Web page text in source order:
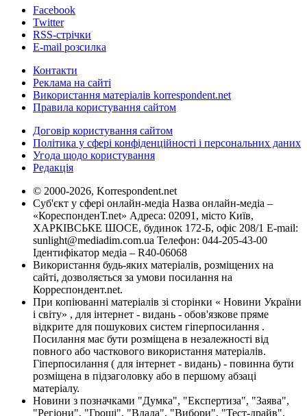
Facebook
Twitter
RSS-стрічки
E-mail розсилка
Контакти
Реклама на сайті
Використання матеріалів korrespondent.net
Правила користування сайтом
Договір користування сайтом
Політика у сфері конфіденційності і персональних даних
Угода щодо користування
Редакція
© 2000-2026, Korrespondent.net
Суб'єкт у сфері онлайн-медіа Назва онлайн-медіа –
«КореспонденТ.net» Адреса: 02091, місто Київ,
ХАРКІВСЬКЕ ШОСЕ, будинок 172-Б, офіс 208/1 E-mail:
sunlight@mediadim.com.ua Телефон: 044-205-43-00
Ідентифікатор медіа – R40-06068
Використання будь-яких матеріалів, розміщених на
сайті, дозволяється за умови посилання на
Корреспондент.net.
При копіюванні матеріалів зі сторінки « Новини України
і світу» , для інтернет - видань - обов'язкове пряме
відкрите для пошукових систем гіперпосилання .
Посилання має бути розміщена в незалежності від
повного або часткового використання матеріалів.
Гіперпосилання ( для інтернет - видань) - повинна бути
розміщена в підзаголовку або в першому абзаці
матеріалу.
Новини з позначками "Думка", "Експертиза", "Заява",
"Регіони", "Гроші", "Влада", "Вибори", "Тест-драйв",